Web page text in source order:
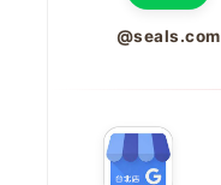
@seals.com